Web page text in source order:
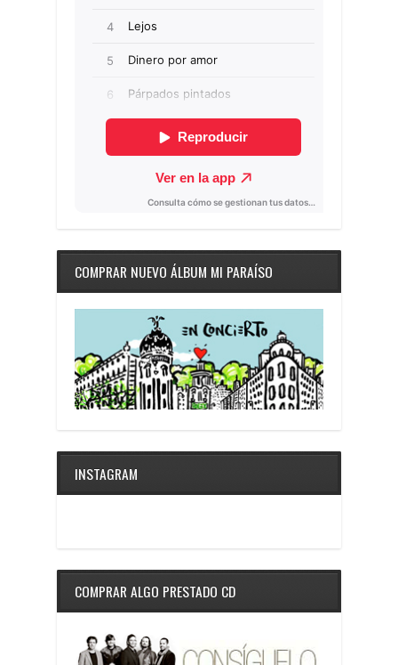
COMPRAR NUEVO ÁLBUM MI PARAÍSO
INSTAGRAM
COMPRAR ALGO PRESTADO CD